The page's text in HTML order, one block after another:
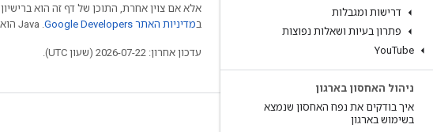
דרישות ומגבלות
פתרון בעיות ושאלות נפוצות
YouTube
ניהול האחסון בארגון
איך בודקים את נפח האחסון שנמצא
בשימוש בארגון
אלא אם צוין אחרת, התוכן של דף זה הוא ברישיון
במדיניות האתר Google Developers‏ .‏ Java הוא סימן מסחרי רשום של חברת Oracle ו/או של השותפים העצמאיים שלה.
עדכון אחרון: 2026-07-22 (שעון UTC).